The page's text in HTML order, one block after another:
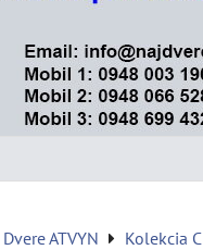
Dvere ATVYN Kolekcia C